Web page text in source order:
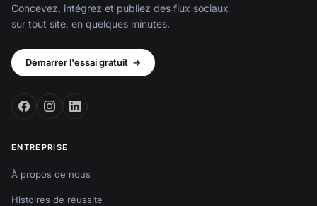
Concevez, intégrez et publiez des flux sociaux
sur tout site, en quelques minutes.
Démarrer l'essai gratuit →
ENTREPRISE
À propos de nous
Histoires de réussite